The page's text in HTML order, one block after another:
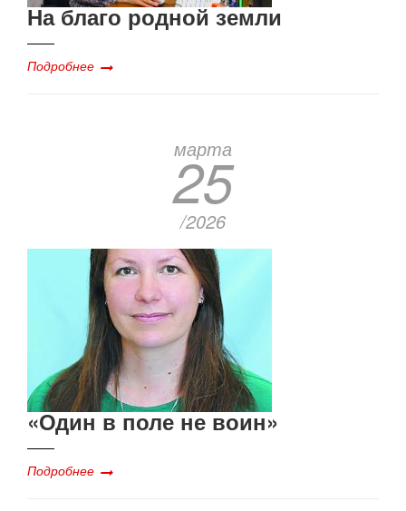
На благо родной земли
Подробнее
марта
25
/2026
«Один в поле не воин»
Подробнее